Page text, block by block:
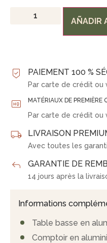
AÑADIR
PAIEMENT 100 %
Par carte de crédit ou
MATÉRIAUX DE PREMIÈRE
Par carte de crédit ou
LIVRAISON
Avec toutes les
GARANTIE DE
14 jours après la
Informations
Table basse en
Comptoir en